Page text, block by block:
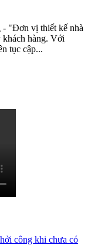
"Đơn vị thiết kế nhà
hàng. Với
tục cập...